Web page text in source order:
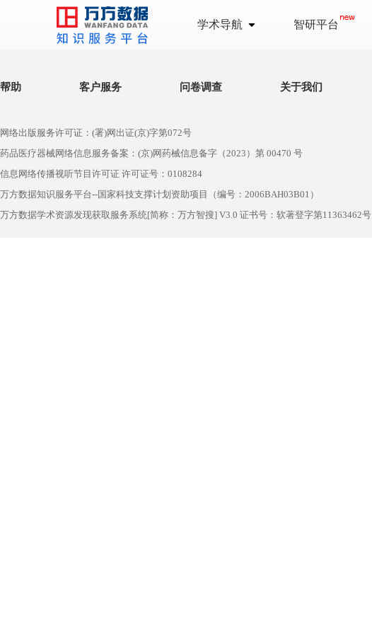
学术导航 智研平台
帮助 客户服务 问卷调查 关于我们
网络出版服务许可证：(署)网出证(京)字第072号
药品医疗器械网络信息服务备案：(京)网药械信息备字（2023）第 00470 号
信息网络传播视听节目许可证 许可证号：0108284
万方数据知识服务平台--国家科技支撑计划资助项目（编号：2006BAH03B01）
万方数据学术资源发现获取服务系统[简称：万方智搜] V3.0 证书号：软著登字第11363462号